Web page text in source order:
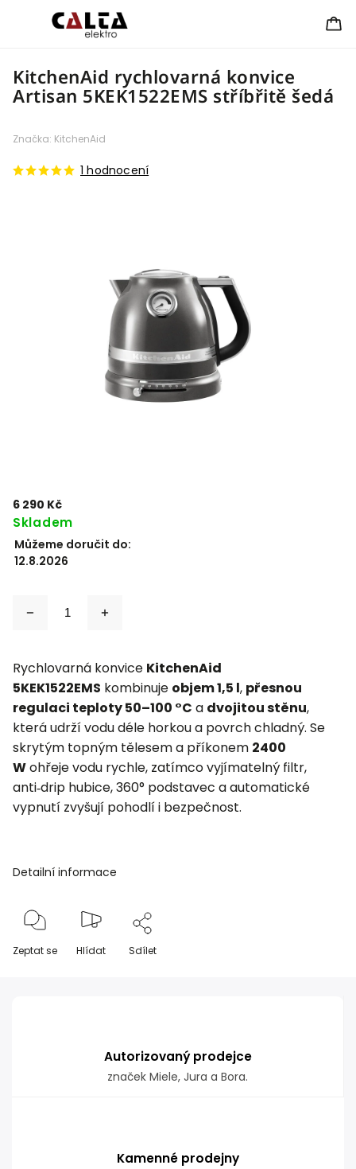
KitchenAid rychlovarná konvice
Artisan 5KEK1522EMS stříbřitě šedá
1 hodnocení
Značka: KitchenAid
6 290 Kč
Skladem
Můžeme doručit do:
12.8.2026
Rychlovarná konvice KitchenAid
5KEK1522EMS kombinuje objem 1,5 l, přesnou
regulaci teploty 50–100 °C a dvojitou stěnu,
která udrží vodu déle horkou a povrch chladný. Se
skrytým topným tělesem a příkonem 2400
Wohřeje vodu rychle, zatímco vyjímatelný filtr,
anti‑drip hubice, 360° podstavec a automatické
vypnutí zvyšují pohodlí i bezpečnost.
Detailní informace
Zeptat se Hlídat Sdílet
Autorizovaný prodejce
značek Miele, Jura a Bora.
Kamenné prodejny